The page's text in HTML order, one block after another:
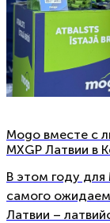
Mogo вместе с
MXGP Латвии в
В этом году
самого
Латвии –